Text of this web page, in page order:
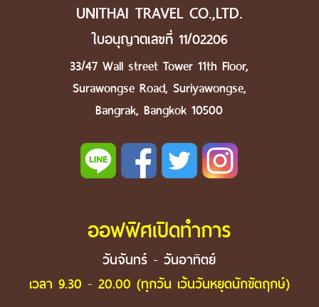
UNITHAI TRAVEL CO.,LTD.
ใบอนุญาตเลขที่ 11/02206
33/47 Wall street Tower 11th Floor,
Surawongse Road, Suriyawongse,
Bangrak, Bangkok 10500
ออฟฟิศเปิดทำการ
วันจันทร์ - วันอาทิตย์
เวลา 9.30 - 20.00 (ทุกวัน เว้นวันหยุดนักขัตฤกษ์)